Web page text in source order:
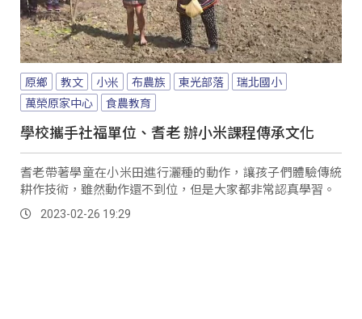
原鄉 教文 小米 布農族 東光部落
瑞北國小
萬榮原家中心
食農教育
學校攜手社福單位、耆老 辦小米課程傳承文化
耆老帶著學童在小米田進行灑種的動作，讓孩子們體驗傳統
耕作技術，雖然動作還不到位，但是大家都非常認真學習。
2023-02-26 19:29